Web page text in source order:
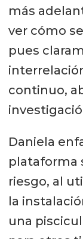
más
ver cómo
pues
continuo,
Daniela
plataforma
riesgo, al
la
una